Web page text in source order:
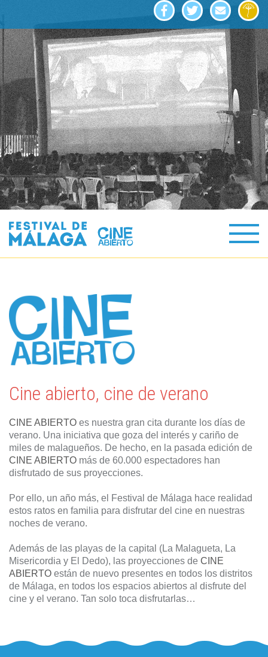
Cine abierto, cine de verano
CINE ABIERTO es nuestra gran cita durante los días de
verano. Una iniciativa que goza del interés y cariño de
miles de malagueños. De hecho, en la pasada edición de
CINE ABIERTO más de 60.000 espectadores han
disfrutado de sus proyecciones.
Por ello, un año más, el Festival de Málaga hace realidad
estos ratos en familia para disfrutar del cine en nuestras
noches de verano.
Además de las playas de la capital (La Malagueta, La
Misericordia y El Dedo), las proyecciones de CINE
ABIERTO están de nuevo presentes en todos los distritos
de Málaga, en todos los espacios abiertos al disfrute del
cine y el verano. Tan solo toca disfrutarlas…